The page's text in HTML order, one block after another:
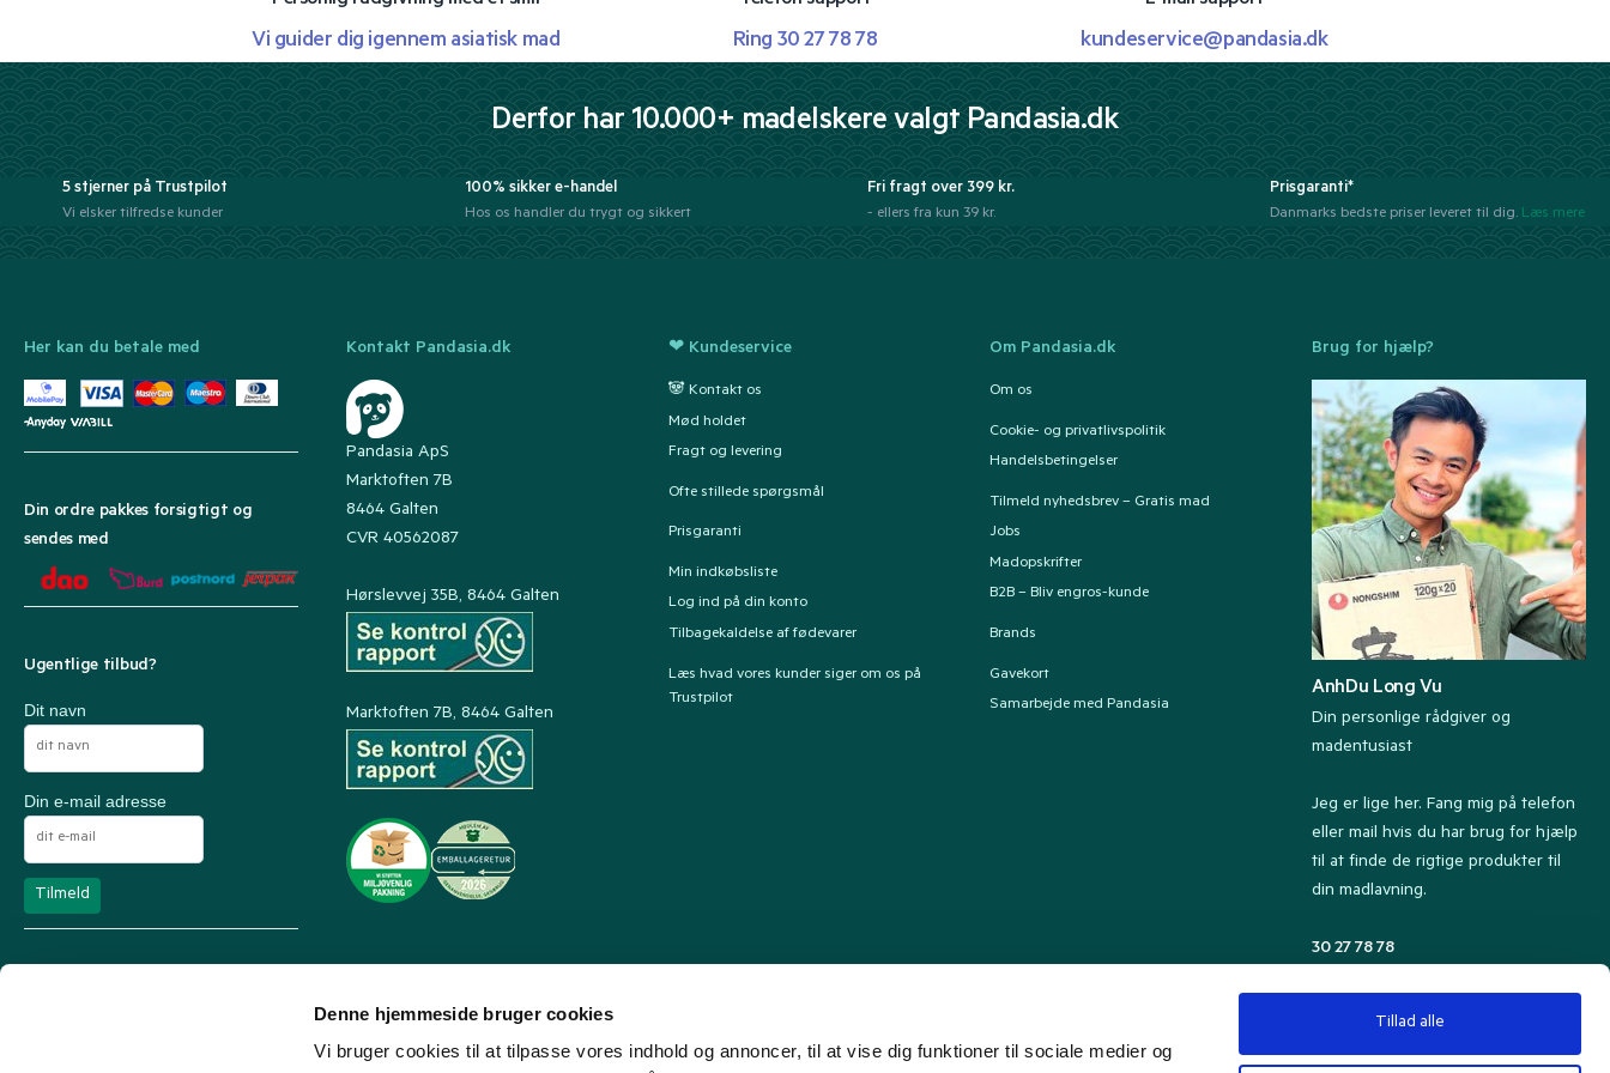
Denne hjemmeside bruger cookies
Vi bruger cookies til at tilpasse vores indhold og annoncer, til at vise dig funktioner til sociale medier og
Tillad alle
Vi guider dig igennem asiatisk mad Ring 30 27 78 78 kundeservice@pandasia.dk
Derfor har 10.000+ madelskere valgt Pandasia.dk
5 stjerner på Trustpilot
Vi elsker tilfredse kunder
100% sikker e-handel
Hos os handler du trygt og sikkert
Fri fragt over 399 kr.
- ellers fra kun 39 kr.
Prisgaranti*
Danmarks bedste priser leveret til dig. Læs mere
Her kan du betale med
Din ordre pakkes forsigtigt og
sendes med
Ugentlige tilbud?
Dit navn
Din e-mail adresse
Kontakt Pandasia.dk
Pandasia ApS
Marktoften 7B
8464 Galten
CVR 40562087
Hørslevvej 35B, 8464 Galten
Marktoften 7B, 8464 Galten
❤ Kundeservice
🐼 Kontakt os
Mød holdet
Fragt og levering
Ofte stillede spørgsmål
Prisgaranti
Min indkøbsliste
Log ind på din konto
Tilbagekaldelse af fødevarer
Læs hvad vores kunder siger om os på
Trustpilot
Om Pandasia.dk
Om os
Cookie- og privatlivspolitik
Handelsbetingelser
Tilmeld nyhedsbrev – Gratis mad
Jobs
Madopskrifter
B2B – Bliv engros-kunde
Brands
Gavekort
Samarbejde med Pandasia
Brug for hjælp?
AnhDu Long Vu
Din personlige rådgiver og
madentusiast
Jeg er lige her. Fang mig på telefon
eller mail hvis du har brug for hjælp
til at finde de rigtige produkter til
din madlavning.
30 27 78 78